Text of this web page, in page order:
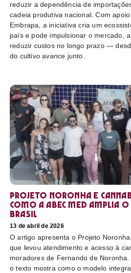
reduzir a dependência de
cadeia produtiva nacional. Com
Embrapa, a iniciativa cria um
país e pode impulsionar o mercado,
reduzir custos no longo prazo —
do cultivo avance junto.
Projeto Noronha e
como a ABEC Med amplia
Brasil
13 de abril de 2026
O artigo apresenta o Projeto
que levou atendimento e acesso à
moradores de Fernando de Noronha.
o texto mostra como o modelo